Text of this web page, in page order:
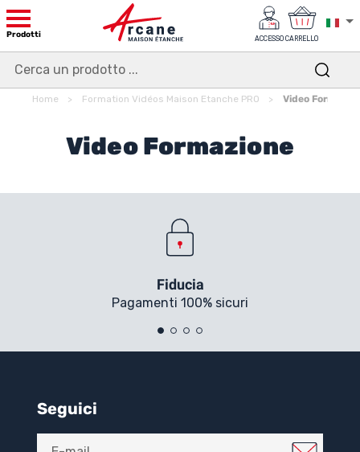
Prodotti ACCESSO CARRELLO
Home Formation Vidéos Maison Etanche PRO Video
Video Formazione
Fiducia
Pagamenti 100% sicuri
Seguici